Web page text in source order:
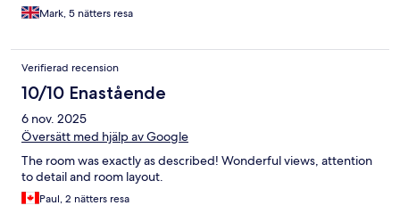
Mark, 5 nätters resa
Verifierad recension
10/10 Enastående
6 nov. 2025
Översätt med hjälp av Google
The room was exactly as described! Wonderful views, attention
to detail and room layout.
Paul, 2 nätters resa